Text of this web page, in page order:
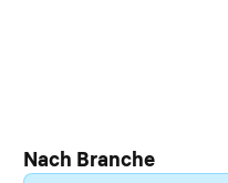
Nach Branche